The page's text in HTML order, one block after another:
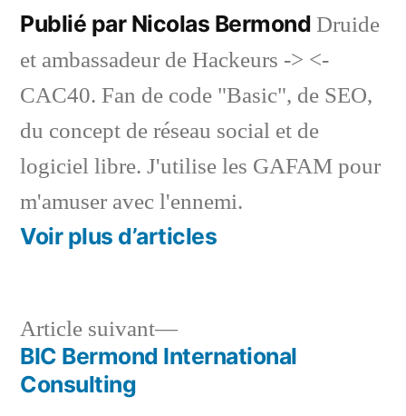
Publié par Nicolas Bermond Druide
et ambassadeur de Hackeurs -> <-
CAC40. Fan de code "Basic", de SEO,
du concept de réseau social et de
logiciel libre. J'utilise les GAFAM pour
m'amuser avec l'ennemi.
Voir plus d’articles
Navigation
Article suivant
Article
suivant :
BIC Bermond International
Consulting